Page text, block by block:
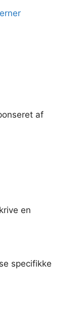
af
en
specifikke